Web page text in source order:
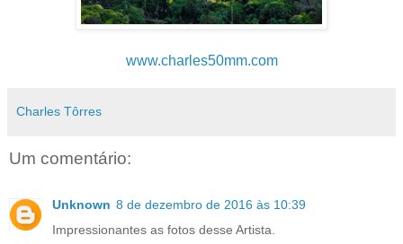
www.charles50mm.com
Charles Tôrres
Um comentário:
Unknown 8 de dezembro de 2016 às 10:39
Impressionantes as fotos desse Artista.